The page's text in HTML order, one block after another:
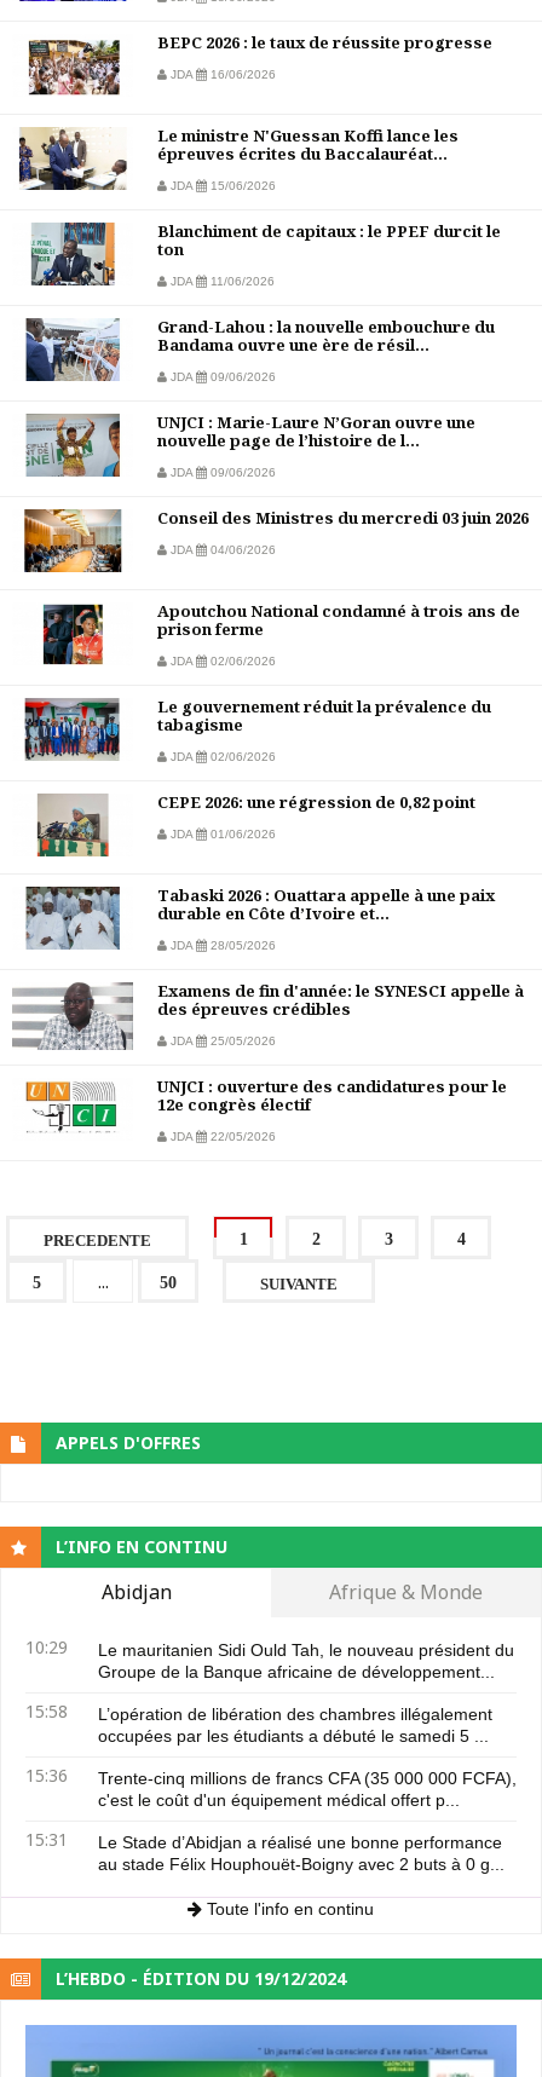
BEPC 2026 : le taux de réussite progresse
JDA 16/06/2026
Le ministre N'Guessan Koffi lance les
épreuves écrites du Baccalauréat...
JDA 15/06/2026
Blanchiment de capitaux : le PPEF durcit le
ton
JDA 11/06/2026
Grand-Lahou : la nouvelle embouchure du
Bandama ouvre une ère de résil...
JDA 09/06/2026
UNJCI : Marie-Laure N’Goran ouvre une
nouvelle page de l’histoire de l...
JDA 09/06/2026
Conseil des Ministres du mercredi 03 juin 2026
JDA 04/06/2026
Apoutchou National condamné à trois ans de
prison ferme
JDA 02/06/2026
Le gouvernement réduit la prévalence du
tabagisme
JDA 02/06/2026
CEPE 2026: une régression de 0,82 point
JDA 01/06/2026
Tabaski 2026 : Ouattara appelle à une paix
durable en Côte d’Ivoire et...
JDA 28/05/2026
Examens de fin d'année: le SYNESCI appelle à
des épreuves crédibles
JDA 25/05/2026
UNJCI : ouverture des candidatures pour le
12e congrès électif
JDA 22/05/2026
PRECEDENTE 1 2 3 4
5 ... 50 SUIVANTE
APPELS D'OFFRES
L’INFO EN CONTINU
Abidjan Afrique & Monde
10:29
Le mauritanien Sidi Ould Tah, le nouveau président du
Groupe de la Banque africaine de développement...
15:58
L’opération de libération des chambres illégalement
occupées par les étudiants a débuté le samedi 5 ...
15:36
Trente-cinq millions de francs CFA (35 000 000 FCFA),
c'est le coût d'un équipement médical offert p...
15:31
Le Stade d’Abidjan a réalisé une bonne performance
au stade Félix Houphouët-Boigny avec 2 buts à 0 g...
Toute l'info en continu
L’HEBDO - ÉDITION DU 19/12/2024